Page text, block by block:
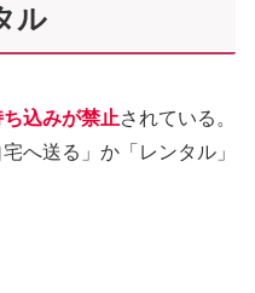
ル
込みが禁止されている。
へ送る」か「レンタル」